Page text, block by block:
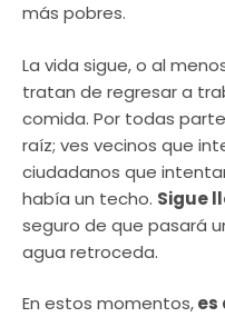
más pobres.
La vida sigue, o al
tratan de regresar a
comida. Por todas
raíz; ves vecinos que
ciudadanos que
había un techo. Sigue
seguro de que pasará
agua retroceda.
En estos momentos,es